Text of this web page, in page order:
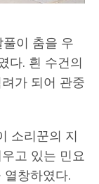
이 춤을 우
다. 흰 수건의
가 되어 관중
소리꾼의 지
고 있는 민요
열창하였다.